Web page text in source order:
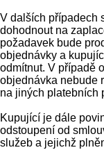
V dalších případech
dohodnout na
požadavek bude
objednávky a
odmítnut. V případě
objednávka nebude
na jiných platebních
Kupující je dále
odstoupení od
služeb a jejichž